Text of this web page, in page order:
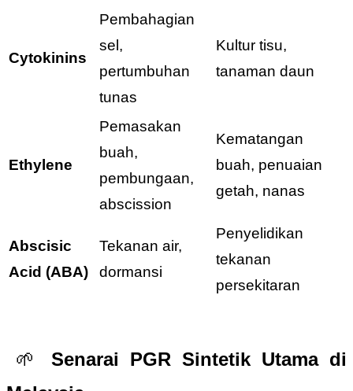
Cytokinins
Pembahagian
sel,
pertumbuhan
tunas
Kultur tisu,
tanaman daun
Ethylene
Pemasakan
buah,
pembungaan,
abscission
Kematangan
buah, penuaian
getah, nanas
Abscisic
Acid (ABA)
Tekanan air,
dormansi
Penyelidikan
tekanan
persekitaran
🌱 Senarai PGR Sintetik Utama di